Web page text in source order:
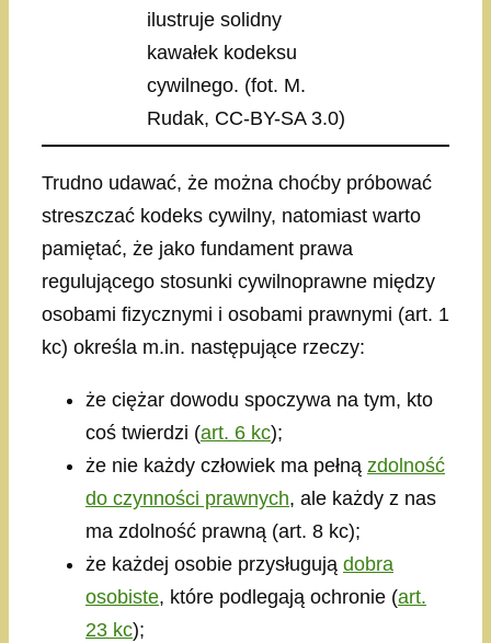
ilustruje solidny
kawałek kodeksu
cywilnego. (fot. M.
Rudak, CC-BY-SA 3.0)
Trudno udawać, że można choćby próbować
streszczać kodeks cywilny, natomiast warto
pamiętać, że jako fundament prawa
regulującego stosunki cywilnoprawne między
osobami fizycznymi i osobami prawnymi (art. 1
kc) określa m.in. następujące rzeczy:
że ciężar dowodu spoczywa na tym, kto
coś twierdzi (art. 6 kc);
że nie każdy człowiek ma pełną zdolność
do czynności prawnych, ale każdy z nas
ma zdolność prawną (art. 8 kc);
że każdej osobie przysługują dobra
osobiste, które podlegają ochronie (art.
23 kc);